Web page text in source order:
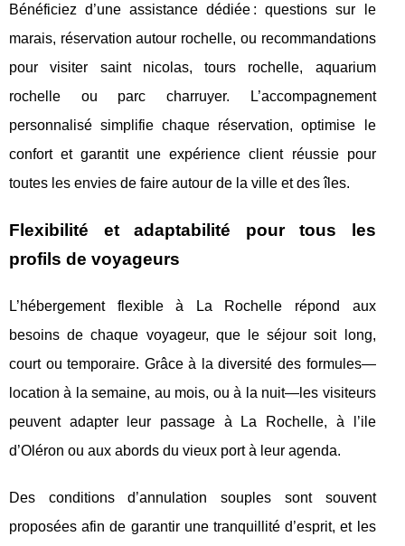
Bénéficiez d’une assistance dédiée : questions sur le
marais, réservation autour rochelle, ou recommandations
pour visiter saint nicolas, tours rochelle, aquarium
rochelle ou parc charruyer. L’accompagnement
personnalisé simplifie chaque réservation, optimise le
confort et garantit une expérience client réussie pour
toutes les envies de faire autour de la ville et des îles.
Flexibilité et adaptabilité pour tous les
profils de voyageurs
L’hébergement flexible à La Rochelle répond aux
besoins de chaque voyageur, que le séjour soit long,
court ou temporaire. Grâce à la diversité des formules—
location à la semaine, au mois, ou à la nuit—les visiteurs
peuvent adapter leur passage à La Rochelle, à l’ile
d’Oléron ou aux abords du vieux port à leur agenda.
Des conditions d’annulation souples sont souvent
proposées afin de garantir une tranquillité d’esprit, et les